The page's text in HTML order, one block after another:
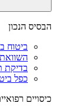
הבסיס הנכון
ביטוח
בדיקת
כפל
כיסויים